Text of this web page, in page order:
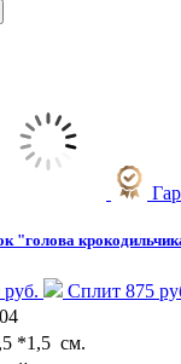
"голова
руб.
Сплит 875
*1,5 см.